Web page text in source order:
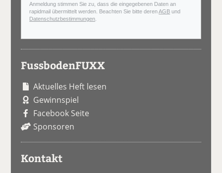
Anmeldung stimmen Sie zu, dass die eingegebenen Daten an
rapidmail übermittelt werden. Beachten Sie bitte derenAGB und
Datenschutzbestimmungen
FussbodenFUXX
Aktuelles Heft lesen
Gewinnspiel
Facebook Seite
Sponsoren
Kontakt